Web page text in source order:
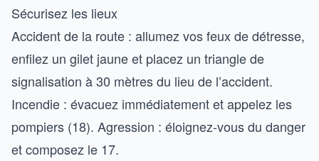
Sécurisez les lieux
Accident de la route : allumez vos feux de détresse,
enfilez un gilet jaune et placez un triangle de
signalisation à 30 mètres du lieu de l’accident.
Incendie : évacuez immédiatement et appelez les
pompiers (18). Agression : éloignez-vous du danger
et composez le 17.